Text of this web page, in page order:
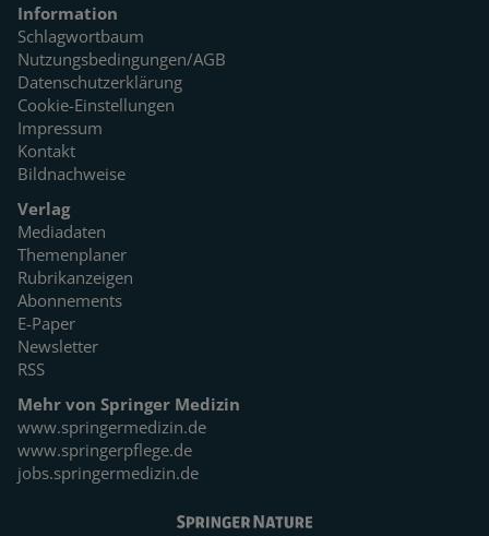
Information
Schlagwortbaum
Nutzungsbedingungen/AGB
Datenschutzerklärung
Cookie-Einstellungen
Impressum
Kontakt
Bildnachweise
Verlag
Mediadaten
Themenplaner
Rubrikanzeigen
Abonnements
E-Paper
Newsletter
RSS
Mehr von Springer Medizin
www.springermedizin.de
www.springerpflege.de
jobs.springermedizin.de